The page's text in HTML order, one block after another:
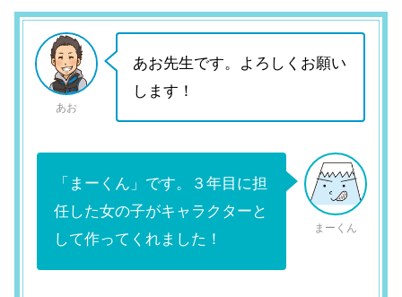
あお
あお先生です。よろしくお願い
します！
「まーくん」です。３年目に担
任した女の子がキャラクターと
して作ってくれました！
まーくん